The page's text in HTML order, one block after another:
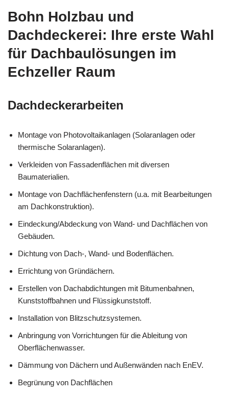
Bohn Holzbau und
Dachdeckerei: Ihre erste Wahl
für Dachbaulösungen im
Echzeller Raum
Dachdeckerarbeiten
Montage von Photovoltaikanlagen (Solaranlagen oder
thermische Solaranlagen).
Verkleiden von Fassadenflächen mit diversen
Baumaterialien.
Montage von Dachflächenfenstern (u.a. mit Bearbeitungen
am Dachkonstruktion).
Eindeckung/Abdeckung von Wand- und Dachflächen von
Gebäuden.
Dichtung von Dach-, Wand- und Bodenflächen.
Errichtung von Gründächern.
Erstellen von Dachabdichtungen mit Bitumenbahnen,
Kunststoffbahnen und Flüssigkunststoff.
Installation von Blitzschutzsystemen.
Anbringung von Vorrichtungen für die Ableitung von
Oberflächenwasser.
Dämmung von Dächern und Außenwänden nach EnEV.
Begrünung von Dachflächen